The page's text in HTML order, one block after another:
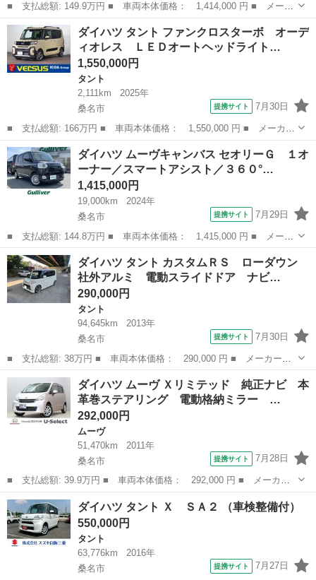
■ 支払総額: 149.9万円 ■ 車両本体価格： 1,414,000 円 ■ メーカ
ー名： ダイハツ ■ 車種名： ムーヴ ■ グレード名： ＲＳ タ
ーボ 両側電動スライドドア 衝突被害軽減 レーダークルーズ 禁
煙車 コ...
三重 桑名市 ムーヴ
ダイハツ タント ファンクロスターボ オーデ
ィオレス ＬＥＤオートヘッドライト…
1,550,000円
タント
2,111km
2025年
桑名市
提携サイト 7月30日
■ 支払総額: 166万円 ■ 車両本体価格： 1,550,000 円 ■ メーカー
名： ダイハツ ■ 車種名： タント ■ グレード名： ファンクロ
スターボ オーディオレス ＬＥＤオートヘッドライト 両側電動ス
ライドドア...
三重 桑名市 タント
ダイハツ ムーヴキャンバス セオリーＧ １オ
ーナー／スマートアシスト／３６０°…
1,415,000円
19,000km
2024年
桑名市
提携サイト 7月29日
■ 支払総額: 144.8万円 ■ 車両本体価格： 1,415,000 円 ■ メーカ
ー名： ダイハツ ■ 車種名： ムーヴキャンバス ■ グレード
名： セオリーＧ １オーナー／スマートアシスト／３６０°ビューカ
メラ／純正...
三重 桑名市 ダイハツ
ダイハツ タント カスタムＲＳ ローダウン
社外アルミ 電動スライドドア ナビ…
290,000円
タント
94,645km
2013年
桑名市
提携サイト 7月30日
■ 支払総額: 38万円 ■ 車両本体価格： 290,000 円 ■ メーカー
名： ダイハツ ■ 車種名： タント ■ グレード名： カスタムＲ
Ｓ ローダウン 社外アルミ 電動スライドドア ナビ ＴＶ ＨＩ
Ｄ スマートキー...
三重 桑名市 タント
ダイハツ ムーヴ Ｘリミテッド 純正ナビ 本
革巻ステアリング 電動格納ミラー …
292,000円
ムーヴ
51,470km
2011年
桑名市
提携サイト 7月28日
■ 支払総額: 39.9万円 ■ 車両本体価格： 292,000 円 ■ メーカー
名： ダイハツ ■ 車種名： ムーヴ ■ グレード名： Ｘリミテッ
ド 純正ナビ 本革巻ステアリング 電動格納ミラー アイドリング
ストップ キ...
三重 桑名市 ムーヴ
ダイハツ タント Ｘ ＳＡ２ （車検整備付）
550,000円
タント
63,776km
2016年
桑名市
提携サイト 7月27日